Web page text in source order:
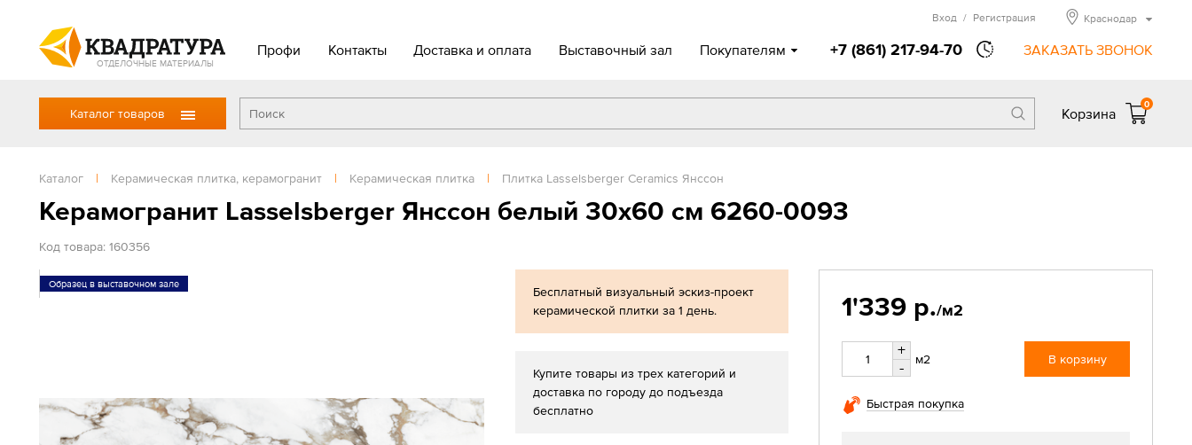
ОТДЕЛОЧНЫЕ МАТЕРИАЛЫ
Профи Контакты Доставка и оплата Выставочный зал Покупателям +7 (861) 217-94-70 ЗАКАЗАТЬ ЗВОНОК
Вход / Регистрация Краснодар
Каталог товаров Корзина
0
Каталог | Керамическая плитка, керамогранит | Керамическая плитка | Плитка Lasselsberger Ceramics Янссон
Керамогранит Lasselsberger Янссон белый 30x60 см 6260-0093
Код товара: 160356
Образец в выставочном зале
Бесплатный визуальный эскиз-проект
керамической плитки за 1 день.
Купите товары из трех категорий и
доставка по городу до подъезда
бесплатно
1'339 р./м2
+
-
м2 В корзину
Быстрая покупка